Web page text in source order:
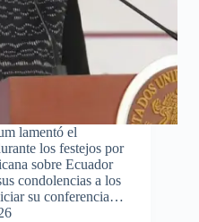
lamentó el
los festejos por
sobre Ecuador
condolencias a los
su conferencia…